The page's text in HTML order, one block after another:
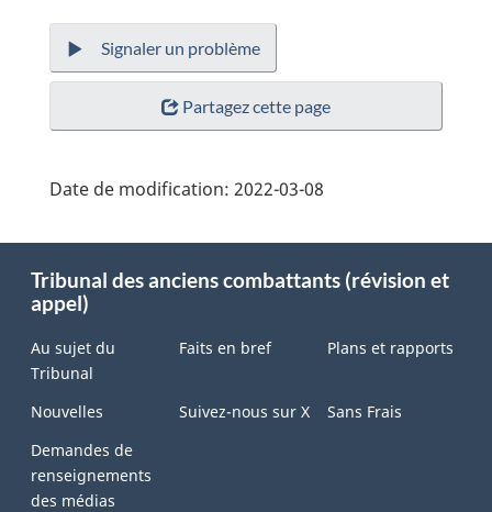
Signaler un problème
Partagez cette page
Date de modification: 2022-03-08
this
site
Tribunal des anciens combattants (révision et
appel)
Au sujet du
Tribunal
Faits en bref Plans et rapports
Nouvelles Suivez-nous sur X
Sans Frais
Demandes de
renseignements
des médias